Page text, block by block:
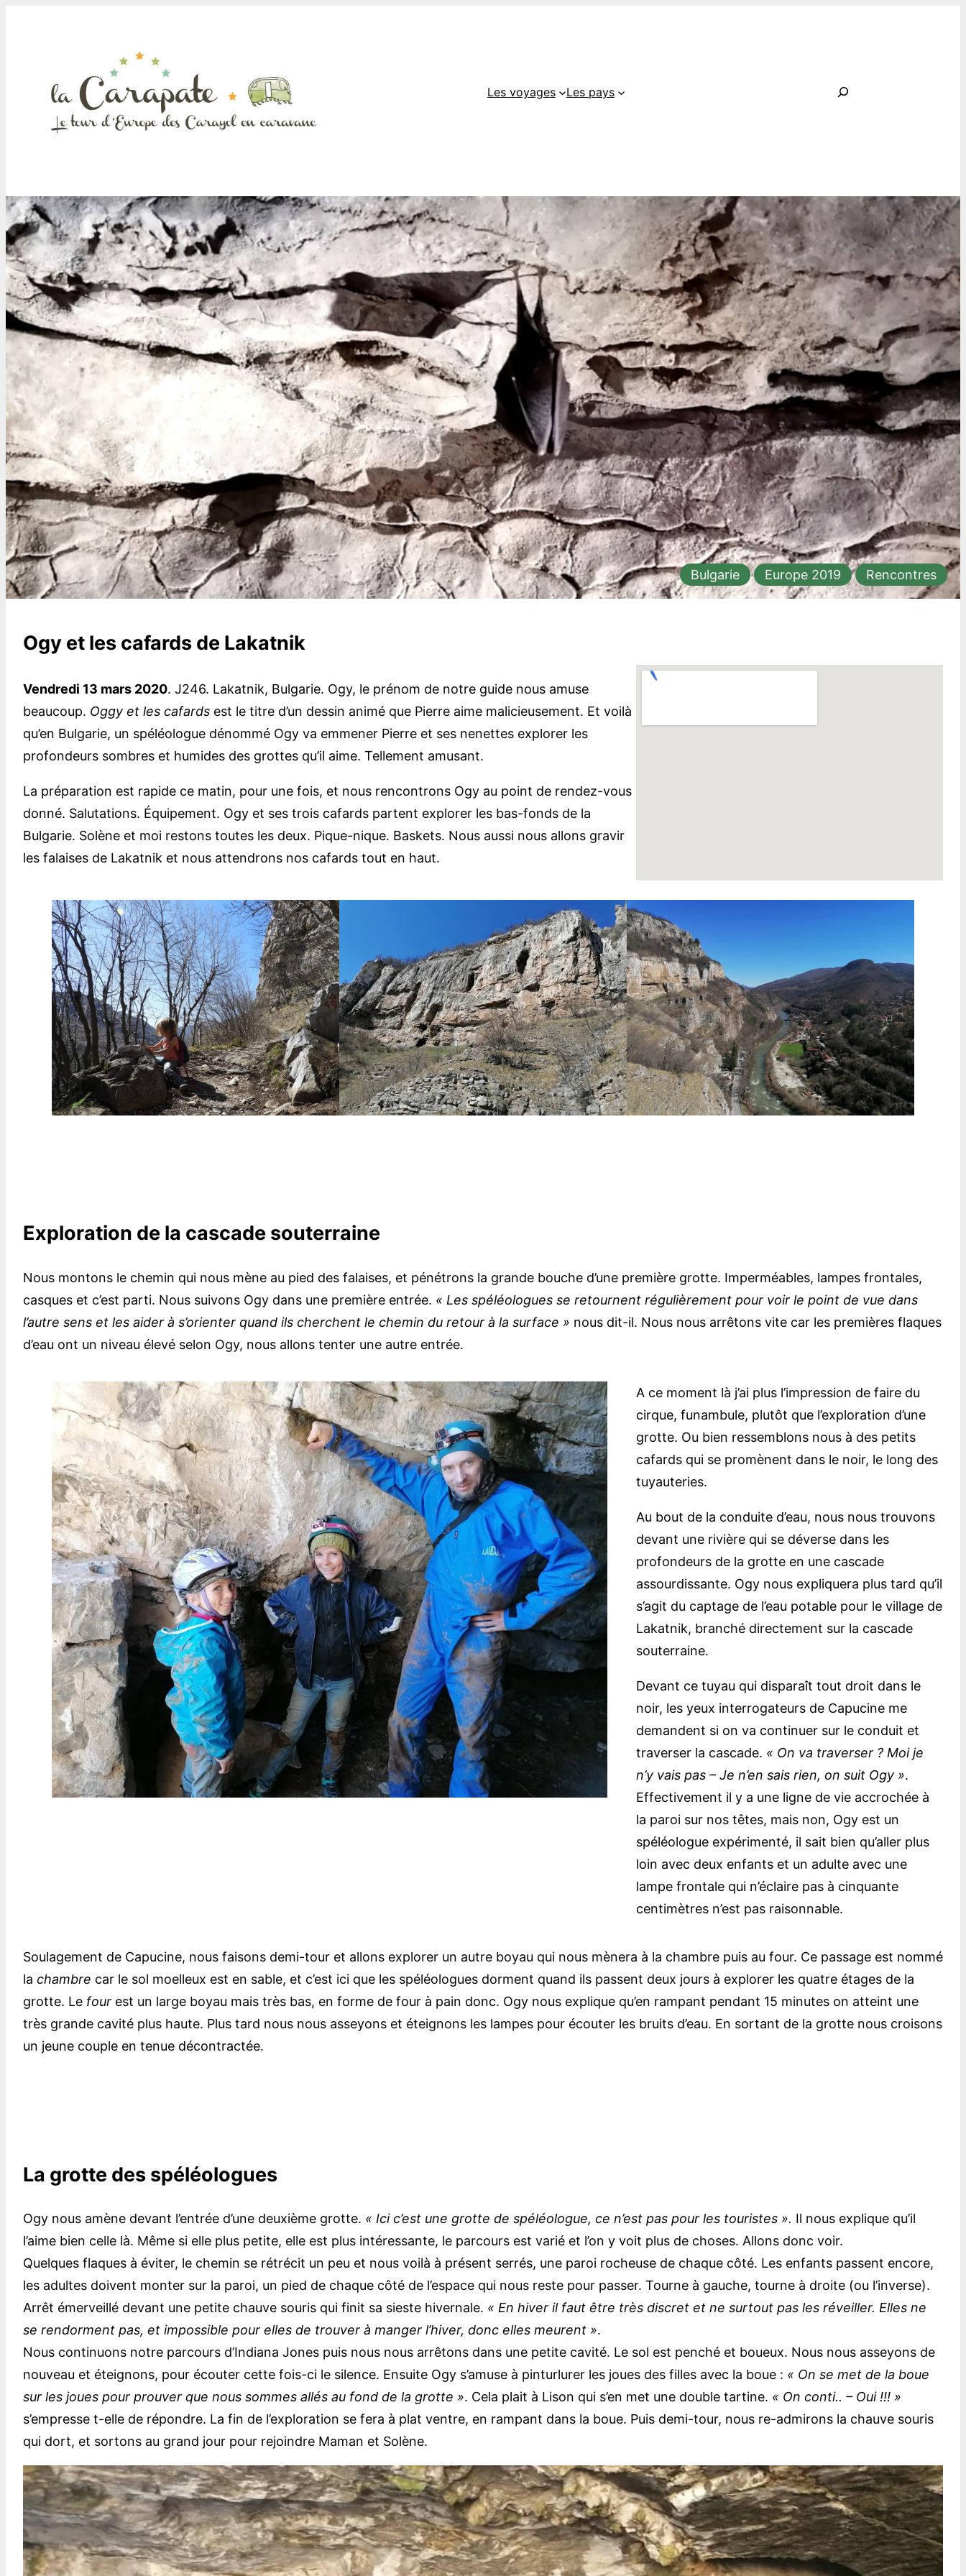
Les voyages Les pays
Bulgarie Europe 2019 Rencontres
Ogy et les cafards de Lakatnik
Vendredi 13 mars 2020. J246. Lakatnik, Bulgarie. Ogy, le prénom de notre guide nous amuse
beaucoup. Oggy et les cafards est le titre d’un dessin animé que Pierre aime malicieusement. Et voilà
qu’en Bulgarie, un spéléologue dénommé Ogy va emmener Pierre et ses nenettes explorer les
profondeurs sombres et humides des grottes qu’il aime. Tellement amusant.
La préparation est rapide ce matin, pour une fois, et nous rencontrons Ogy au point de rendez-vous
donné. Salutations. Équipement. Ogy et ses trois cafards partent explorer les bas-fonds de la
Bulgarie. Solène et moi restons toutes les deux. Pique-nique. Baskets. Nous aussi nous allons gravir
les falaises de Lakatnik et nous attendrons nos cafards tout en haut.
Exploration de la cascade souterraine
Nous montons le chemin qui nous mène au pied des falaises, et pénétrons la grande bouche d’une première grotte. Imperméables, lampes frontales,
casques et c’est parti. Nous suivons Ogy dans une première entrée. « Les spéléologues se retournent régulièrement pour voir le point de vue dans
l’autre sens et les aider à s’orienter quand ils cherchent le chemin du retour à la surface » nous dit-il. Nous nous arrêtons vite car les premières flaques
d’eau ont un niveau élevé selon Ogy, nous allons tenter une autre entrée.
A ce moment là j’ai plus l’impression de faire du
cirque, funambule, plutôt que l’exploration d’une
grotte. Ou bien ressemblons nous à des petits
cafards qui se promènent dans le noir, le long des
tuyauteries.
Au bout de la conduite d’eau, nous nous trouvons
devant une rivière qui se déverse dans les
profondeurs de la grotte en une cascade
assourdissante. Ogy nous expliquera plus tard qu’il
s’agit du captage de l’eau potable pour le village de
Lakatnik, branché directement sur la cascade
souterraine.
Devant ce tuyau qui disparaît tout droit dans le
noir, les yeux interrogateurs de Capucine me
demandent si on va continuer sur le conduit et
traverser la cascade. « On va traverser ? Moi je
n’y vais pas – Je n’en sais rien, on suit Ogy ».
Effectivement il y a une ligne de vie accrochée à
la paroi sur nos têtes, mais non, Ogy est un
spéléologue expérimenté, il sait bien qu’aller plus
loin avec deux enfants et un adulte avec une
lampe frontale qui n’éclaire pas à cinquante
centimètres n’est pas raisonnable.
Soulagement de Capucine, nous faisons demi-tour et allons explorer un autre boyau qui nous mènera à la chambre puis au four. Ce passage est nommé
la chambre car le sol moelleux est en sable, et c’est ici que les spéléologues dorment quand ils passent deux jours à explorer les quatre étages de la
grotte. Le four est un large boyau mais très bas, en forme de four à pain donc. Ogy nous explique qu’en rampant pendant 15 minutes on atteint une
très grande cavité plus haute. Plus tard nous nous asseyons et éteignons les lampes pour écouter les bruits d’eau. En sortant de la grotte nous croisons
un jeune couple en tenue décontractée.
La grotte des spéléologues
Ogy nous amène devant l’entrée d’une deuxième grotte. « Ici c’est une grotte de spéléologue, ce n’est pas pour les touristes ». Il nous explique qu’il
l’aime bien celle là. Même si elle plus petite, elle est plus intéressante, le parcours est varié et l’on y voit plus de choses. Allons donc voir.
Quelques flaques à éviter, le chemin se rétrécit un peu et nous voilà à présent serrés, une paroi rocheuse de chaque côté. Les enfants passent encore,
les adultes doivent monter sur la paroi, un pied de chaque côté de l’espace qui nous reste pour passer. Tourne à gauche, tourne à droite (ou l’inverse).
Arrêt émerveillé devant une petite chauve souris qui finit sa sieste hivernale. « En hiver il faut être très discret et ne surtout pas les réveiller. Elles ne
se rendorment pas, et impossible pour elles de trouver à manger l’hiver, donc elles meurent ».
Nous continuons notre parcours d’Indiana Jones puis nous nous arrêtons dans une petite cavité. Le sol est penché et boueux. Nous nous asseyons de
nouveau et éteignons, pour écouter cette fois-ci le silence. Ensuite Ogy s’amuse à pinturlurer les joues des filles avec la boue : « On se met de la boue
sur les joues pour prouver que nous sommes allés au fond de la grotte ». Cela plait à Lison qui s’en met une double tartine. « On conti.. – Oui !!! »
s’empresse t-elle de répondre. La fin de l’exploration se fera à plat ventre, en rampant dans la boue. Puis demi-tour, nous re-admirons la chauve souris
qui dort, et sortons au grand jour pour rejoindre Maman et Solène.